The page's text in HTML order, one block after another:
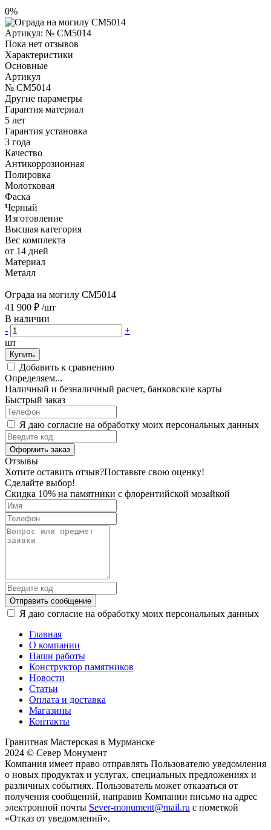
0%
Артикул: № CM5014
Пока нет отзывов
Характеристики
Основные
Артикул
№ CM5014
Другие параметры
Гарантия материал
5 лет
Гарантия установка
3 года
Качество
Антикоррозионная
Полировка
Молотковая
Фаска
Черный
Изготовление
Высшая категория
Вес комплекта
от 14 дней
Материал
Металл
Ограда на могилу CM5014
41 900 ₽ /шт
В наличии
-
+
шт
Купить
Добавить к сравнению
Определяем...
Наличный и безналичный расчет, банковские карты
Быстрый заказ
Я даю согласие на обработку моих персональных данных
Оформить заказ
Отзывы
Хотите оставить отзыв?Поставьте свою оценку!
Сделайте выбор!
Скидка 10% на памятники с флорентийской мозайкой
Отправить сообщение
Я даю согласие на обработку моих персональных данных
Главная
О компании
Наши работы
Конструктор памятников
Новости
Статьи
Оплата и доставка
Магазины
Контакты
Гранитная Мастерская в Мурманске
2024 © Север Монумент
Компания имеет право отправлять Пользователю уведомления
о новых продуктах и услугах, специальных предложениях и
различных событиях. Пользователь может отказаться от
получения сообщений, направив Компании письмо на адрес
электронной почты Sever-monument@mail.ru с пометкой
«Отказ от уведомлений».